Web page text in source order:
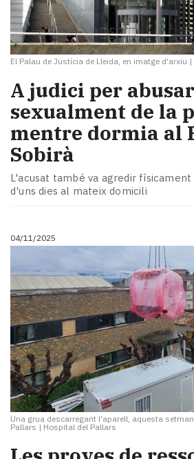
El Palau de Justícia de Lleida, en imatge d'arxiu |
​A judici per abusar
sexualment de la
mentre dormia al
Sobirà
L'acusat també va agredir
d'uns dies al mateix domicili
04/11/2025
Una grua descarregant l'aparell, aquesta
Pallars | Hospital del Pallars